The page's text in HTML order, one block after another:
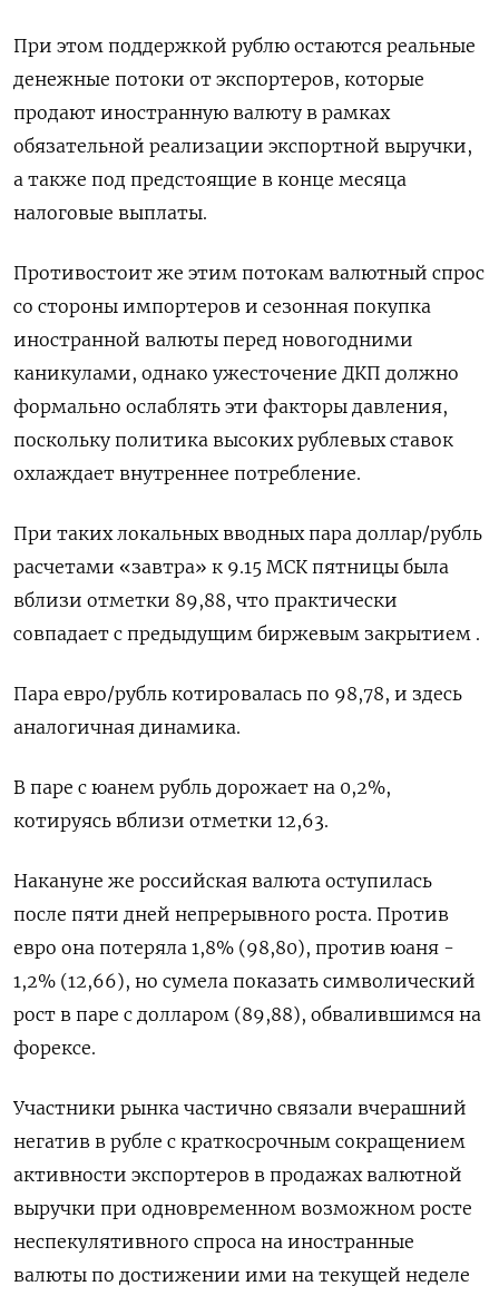
При этом поддержкой рублю остаются реальные
денежные потоки от экспортеров, которые
продают иностранную валюту в рамках
обязательной реализации экспортной выручки,
а также под предстоящие в конце месяца
налоговые выплаты.
Противостоит же этим потокам валютный спрос
со стороны импортеров и сезонная покупка
иностранной валюты перед новогодними
каникулами, однако ужесточение ДКП должно
формально ослаблять эти факторы давления,
поскольку политика высоких рублевых ставок
охлаждает внутреннее потребление.
При таких локальных вводных пара доллар/рубль
расчетами «завтра» к 9.15 МСК пятницы была
вблизи отметки 89,88, что практически
совпадает с предыдущим биржевым закрытием .
Пара евро/рубль котировалась по 98,78, и здесь
аналогичная динамика.
В паре с юанем рубль дорожает на 0,2%,
котируясь вблизи отметки 12,63.
Накануне же российская валюта оступилась
после пяти дней непрерывного роста. Против
евро она потеряла 1,8% (98,80), против юаня -
1,2% (12,66), но сумела показать символический
рост в паре с долларом (89,88), обвалившимся на
форексе.
Участники рынка частично связали вчерашний
негатив в рубле с краткосрочным сокращением
активности экспортеров в продажах валютной
выручки при одновременном возможном росте
неспекулятивного спроса на иностранные
валюты по достижении ими на текущей неделе